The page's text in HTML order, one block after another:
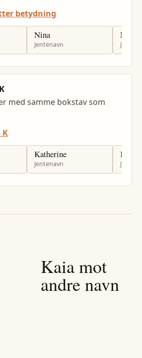
betydning
Nina
Jentenavn
Mette
med samme bokstav som
K
Katherine
Jentenavn
Kitty
Kaiamot
andre navn